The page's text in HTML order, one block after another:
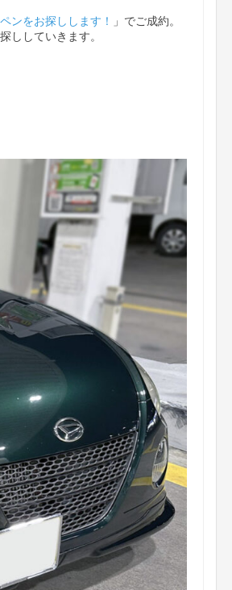
ンをお探しします！ 」でご成約。
ししていきます。